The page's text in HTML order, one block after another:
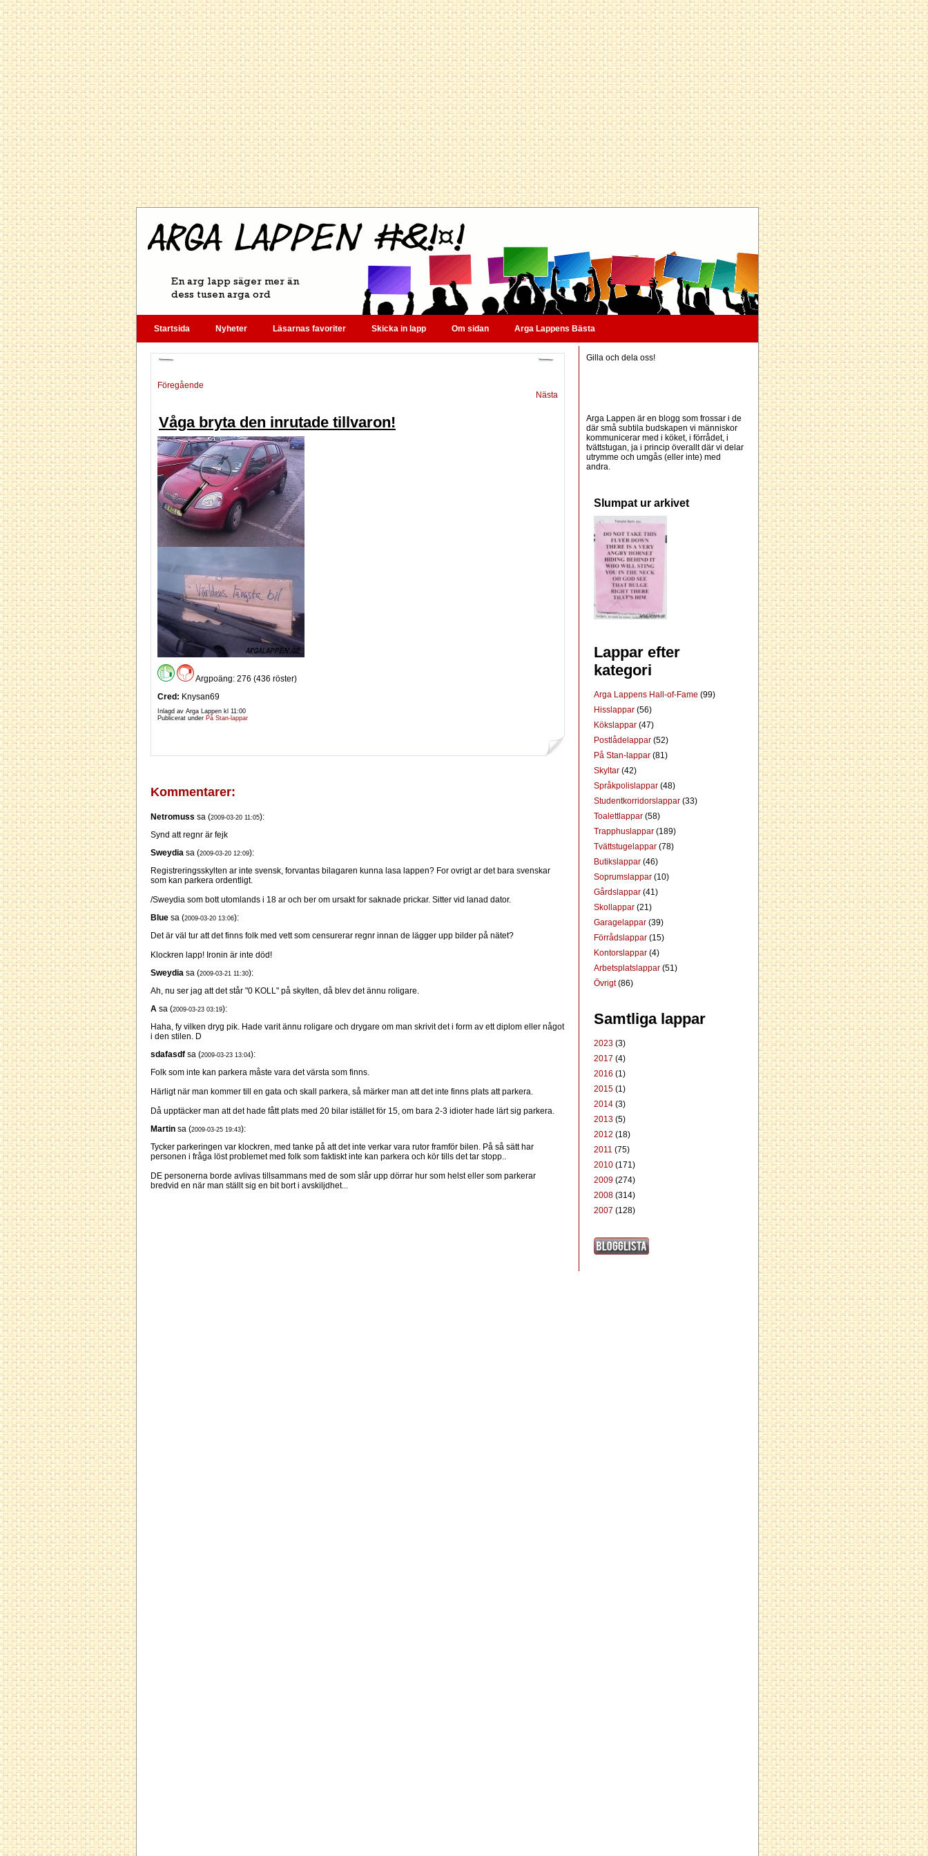
Startsida Nyheter Läsarnas favoriter Skicka in lapp Om sidan Arga Lappens Bästa
Föregående
Nästa
Våga bryta den inrutade tillvaron!
Argpoäng: 276 (436 röster)
Cred: Knysan69
Inlagd av Arga Lappen kl 11:00
Publicerat under På Stan-lappar
Kommentarer:
Netromuss sa (2009-03-20 11:05):
Synd att regnr är fejk
Sweydia sa (2009-03-20 12:09):
Registreringsskylten ar inte svensk, forvantas bilagaren kunna lasa lappen? For ovrigt ar det bara svenskar
som kan parkera ordentligt.
/Sweydia som bott utomlands i 18 ar och ber om ursakt for saknade prickar. Sitter vid lanad dator.
Blue sa (2009-03-20 13:06):
Det är väl tur att det finns folk med vett som censurerar regnr innan de lägger upp bilder på nätet?
Klockren lapp! Ironin är inte död!
Sweydia sa (2009-03-21 11:30):
Ah, nu ser jag att det står "0 KOLL" på skylten, då blev det ännu roligare.
A sa (2009-03-23 03:19):
Haha, fy vilken dryg pik. Hade varit ännu roligare och drygare om man skrivit det i form av ett diplom eller något
i den stilen. D
sdafasdf sa (2009-03-23 13:04):
Folk som inte kan parkera måste vara det värsta som finns.
Härligt när man kommer till en gata och skall parkera, så märker man att det inte finns plats att parkera.
Då upptäcker man att det hade fått plats med 20 bilar istället för 15, om bara 2-3 idioter hade lärt sig parkera.
Martin sa (2009-03-25 19:43):
Tycker parkeringen var klockren, med tanke på att det inte verkar vara rutor framför bilen. På så sätt har
personen i fråga löst problemet med folk som faktiskt inte kan parkera och kör tills det tar stopp..
DE personerna borde avlivas tillsammans med de som slår upp dörrar hur som helst eller som parkerar
bredvid en när man ställt sig en bit bort i avskiljdhet...
Gilla och dela oss!
Arga Lappen är en blogg som frossar i de
där små subtila budskapen vi människor
kommunicerar med i köket, i förrådet, i
tvättstugan, ja i princip överallt där vi delar
utrymme och umgås (eller inte) med
andra.
Slumpat ur arkivet
Lappar efter
kategori
Arga Lappens Hall-of-Fame (99)
Hisslappar (56)
Kökslappar (47)
Postlådelappar (52)
På Stan-lappar (81)
Skyltar (42)
Språkpolislappar (48)
Studentkorridorslappar (33)
Toalettlappar (58)
Trapphuslappar (189)
Tvättstugelappar (78)
Butikslappar (46)
Soprumslappar (10)
Gårdslappar (41)
Skollappar (21)
Garagelappar (39)
Förrådslappar (15)
Kontorslappar (4)
Arbetsplatslappar (51)
Övrigt(86)
Samtliga lappar
2023 (3)
2017 (4)
2016 (1)
2015 (1)
2014 (3)
2013 (5)
2012 (18)
2011 (75)
2010 (171)
2009 (274)
2008 (314)
2007 (128)